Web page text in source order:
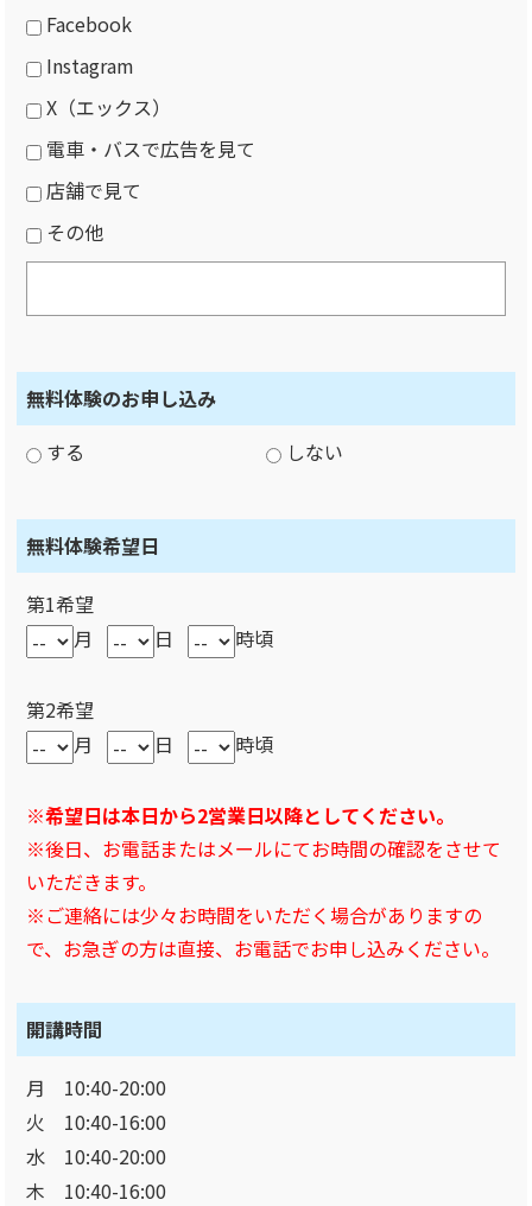
Facebook
Instagram
X（エックス）
電車・バスで広告を見て
店舗で見て
その他
無料体験のお申し込み
する
しない
無料体験希望日
第1希望
月
日 時頃
第2希望
月
日 時頃
※希望日は本日から2営業日以降としてください。
※後日、お電話またはメールにてお時間の確認をさせて
いただきます。
※ご連絡には少々お時間をいただく場合がありますの
で、お急ぎの方は直接、お電話でお申し込みください。
開講時間
月 10:40-20:00
火 10:40-16:00
水 10:40-20:00
木 10:40-16:00